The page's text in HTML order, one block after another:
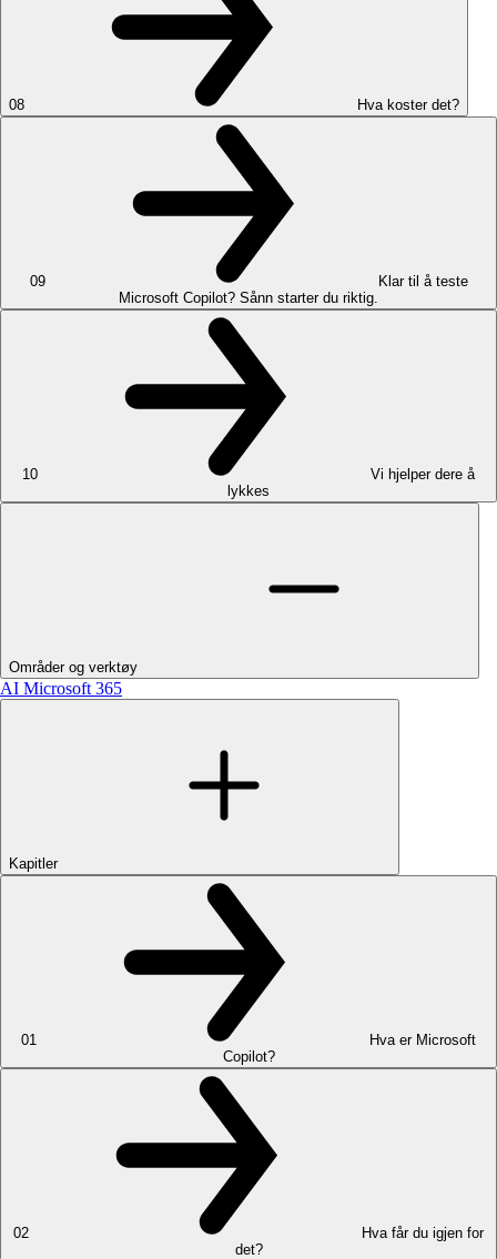
08 Hva koster det?
09
Klar til å teste
Microsoft Copilot? Sånn starter du riktig.
10
Vi hjelper dere å
lykkes
Områder og verktøy
AI Microsoft 365
Kapitler
01
Hva er Microsoft
Copilot?
02
Hva får du igjen for
det?